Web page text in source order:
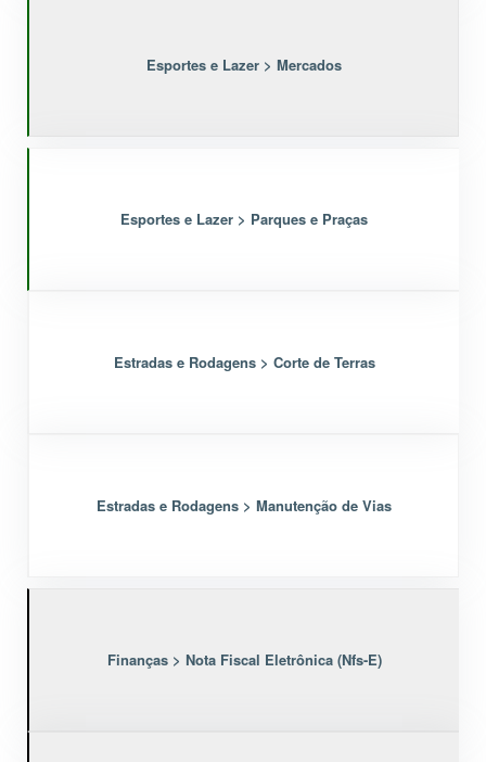
Esportes e Lazer > Mercados
Esportes e Lazer > Parques e Praças
Estradas e Rodagens > Corte de Terras
Estradas e Rodagens > Manutenção de Vias
Finanças > Nota Fiscal Eletrônica (Nfs-E)